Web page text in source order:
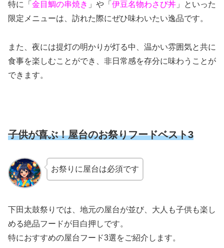
特に「 金目鯛の串焼き 」や「 伊豆名物わさび丼 」といった
限定メニューは、訪れた際にぜひ味わいたい逸品です。
また、夜には提灯の明かりが灯る中、温かい雰囲気と共に
食事を楽しむことができ、非日常感を存分に味わうことが
できます。
子供が喜ぶ！屋台のお祭りフードベスト3
お祭りに屋台は必須です
下田太鼓祭りでは、地元の屋台が並び、大人も子供も楽し
める絶品フードが目白押しです。
特におすすめの屋台フード3選をご紹介します。